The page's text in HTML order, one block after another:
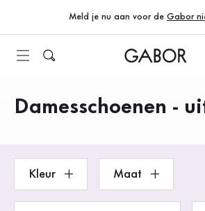
Naar de hoofdinhoud
Naar de inhoudsopgave
Naar de hoofdnavigatie
Meld je nu aan voor de Gabor
Producten
Damesschoenen -
Kleur Maat